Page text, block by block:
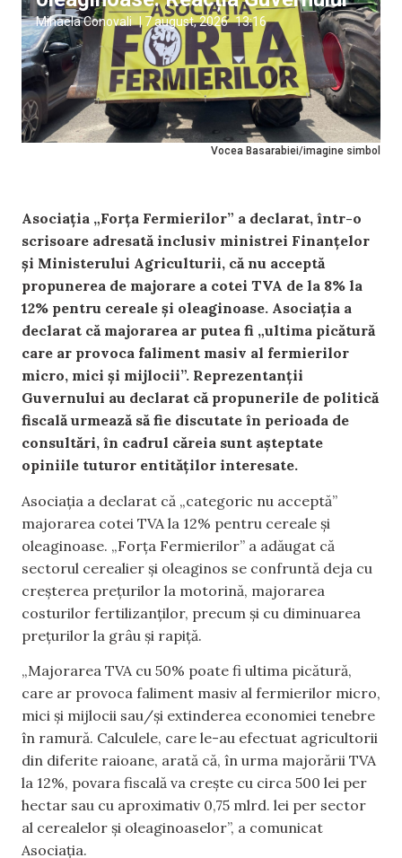
Vocea Basarabiei/imagine simbol
Mihaela Conovali | 7 august, 2026 13:16
Asociația „Forța Fermierilor” a declarat, într-o
scrisoare adresată inclusiv ministrei Finanțelor
și Ministerului Agriculturii, că nu acceptă
propunerea de majorare a cotei TVA de la 8% la
12% pentru cereale și oleaginoase. Asociația a
declarat că majorarea ar putea fi „ultima picătură
care ar provoca faliment masiv al fermierilor
micro, mici și mijlocii”. Reprezentanții
Guvernului au declarat că propunerile de politică
fiscală urmează să fie discutate în perioada de
consultări, în cadrul căreia sunt așteptate
opiniile tuturor entităților interesate.
Asociația a declarat că „categoric nu acceptă”
majorarea cotei TVA la 12% pentru cereale și
oleaginoase. „Forța Fermierilor” a adăugat că
sectorul cerealier și oleaginos se confruntă deja cu
creșterea prețurilor la motorină, majorarea
costurilor fertilizanților, precum și cu diminuarea
prețurilor la grâu și rapiță.
„Majorarea TVA cu 50% poate fi ultima picătură,
care ar provoca faliment masiv al fermierilor micro,
mici și mijlocii sau/și extinderea economiei tenebre
în ramură. Calculele, care le-au efectuat agricultorii
din diferite raioane, arată că, în urma majorării TVA
la 12%, povara fiscală va crește cu circa 500 lei per
hectar sau cu aproximativ 0,75 mlrd. lei per sector
al cerealelor și oleaginoaselor”, a comunicat
Asociația.